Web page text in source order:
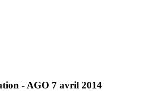
- AGO 7 avril 2014